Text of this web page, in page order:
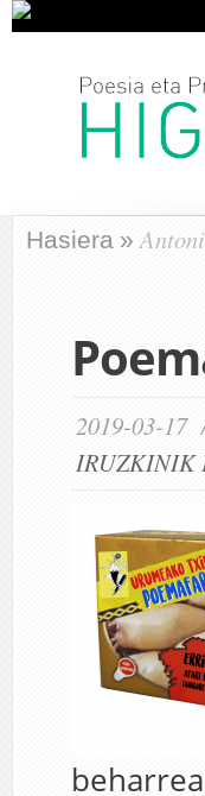
Hasiera »
2019-03-17
IRUZKINIK